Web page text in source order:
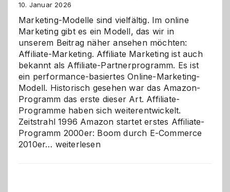
10. Januar 2026
Marketing-Modelle sind vielfältig. Im online
Marketing gibt es ein Modell, das wir in
unserem Beitrag näher ansehen möchten:
Affiliate-Marketing. Affiliate Marketing ist auch
bekannt als Affiliate-Partnerprogramm. Es ist
ein performance-basiertes Online-Marketing-
Modell. Historisch gesehen war das Amazon-
Programm das erste dieser Art. Affiliate-
Programme haben sich weiterentwickelt.
Zeitstrahl 1996 Amazon startet erstes Affiliate-
Programm 2000er: Boom durch E-Commerce
2010er… Affiliate-
weiterlesen